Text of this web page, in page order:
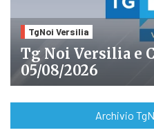
TgNoi Versilia
Tg Noi Versilia e
05/08/2026
Archivio